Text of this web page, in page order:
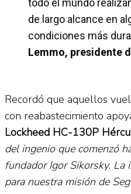
todo el mundo
de largo alcance en
condiciones más
Lemmo, presidente
Recordó que aquellos
con reabastecimiento
Lockheed HC-130P
del ingenio que comenzó
fundador Igor Sikorsky.
para nuestra misión de